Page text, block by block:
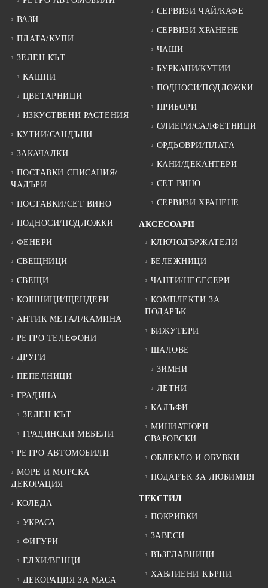
ВАЗИ
ПЛАТА/КУПИ
ЗЕЛЕН КЪТ
КАШПИ
ЦВЕТАРНИЦИ
ИЗКУСТВЕНИ РАСТЕНИЯ
КУТИИ/САНДЪЦИ
ЗАКАЧАЛКИ
ПОСТАВКИ СПИСАНИЯ/
ЧАДЪРИ
ПОСТАВКИ/СЕТ ВИНО
ПОДНОСИ/ПОДЛОЖКИ
ФЕНЕРИ
СВЕЩНИЦИ
СВЕЩИ
КОШНИЦИ/ЩЕНДЕРИ
АНТИК МЕТАЛ/КАМИНА
РЕТРО ТЕЛЕФОНИ
ДРУГИ
ПЕПЕЛНИЦИ
ГРАДИНА
ЗЕЛЕН КЪТ
ГРАДИНСКИ МЕБЕЛИ
РЕТРО АВТОМОБИЛИ
МОРЕ И МОРСКА
ДЕКОРАЦИЯ
КОЛЕДА
УКРАСА
ФИГУРИ
ЕЛХИ/ВЕНЦИ
ДЕКОРАЦИЯ ЗА МАСА
СЕРВИЗИ ЧАЙ/КАФЕ
СЕРВИЗИ ХРАНЕНЕ
ЧАШИ
БУРКАНИ/КУТИИ
ПОДНОСИ/ПОДЛОЖКИ
ПРИБОРИ
ОЛИЕРИ/САЛФЕТНИЦИ
ОРДЬОВРИ/ПЛАТА
КАНИ/ДЕКАНТЕРИ
СЕТ ВИНО
СЕРВИЗИ ХРАНЕНЕ
АКСЕСОАРИ
КЛЮЧОДЪРЖАТЕЛИ
БЕЛЕЖНИЦИ
ЧАНТИ/НЕСЕСЕРИ
КОМПЛЕКТИ ЗА
ПОДАРЪК
БИЖУТЕРИ
ШАЛОВЕ
ЗИМНИ
ЛЕТНИ
КАЛЪФИ
МИНИАТЮРИ
СВАРОВСКИ
ОБЛЕКЛО И ОБУВКИ
ПОДАРЪК ЗА ЛЮБИМИЯ
ТЕКСТИЛ
ПОКРИВКИ
ЗАВЕСИ
ВЪЗГЛАВНИЦИ
ХАВЛИЕНИ КЪРПИ